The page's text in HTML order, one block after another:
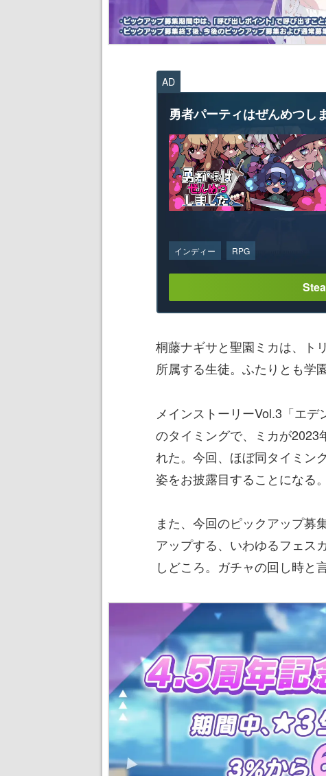
AD
勇者パーティはぜんめつし
インディー RPG
桐藤ナギサと聖園ミカは、ト
所属する生徒。ふたりとも学
メインストーリーVol.3「エ
のタイミングで、ミカが2023
れた。今回、ほぼ同タイミン
姿をお披露目することになる。
また、今回のピックアップ
アップする、いわゆるフェス
しどころ。ガチャの回し時と